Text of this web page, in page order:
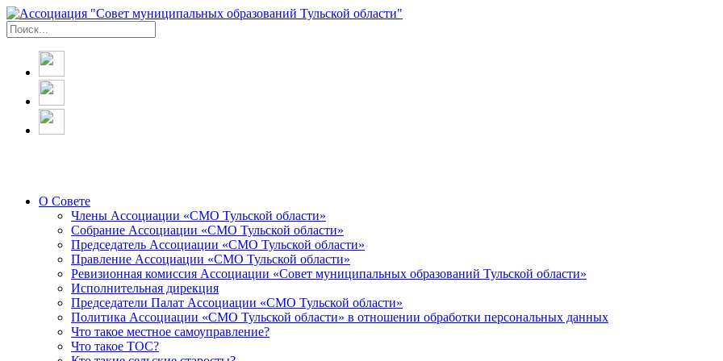
О Совете
Члены Ассоциации «СМО Тульской области»
Собрание Ассоциации «СМО Тульской области»
Председатель Ассоциации «СМО Тульской области»
Правление Ассоциации «СМО Тульской области»
Ревизионная комиссия Ассоциации «Совет муниципальных образований Тульской области»
Исполнительная дирекция
Председатели Палат Ассоциации «СМО Тульской области»
Политика Ассоциации «СМО Тульской области» в отношении обработки персональных данных
Что такое местное самоуправление?
Что такое ТОС?